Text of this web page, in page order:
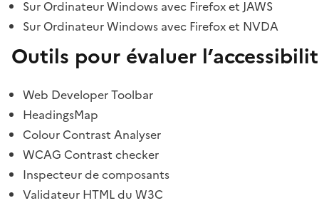
Sur Ordinateur Windows avec Firefox et JAWS
Sur Ordinateur Windows avec Firefox et NVDA
Outils pour évaluer
Web Developer Toolbar
HeadingsMap
Colour Contrast Analyser
WCAG Contrast checker
Inspecteur de composants
Validateur HTML du W3C